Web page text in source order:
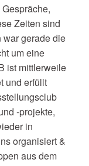
Zeiten sind
gerade die
um eine
ist mittlerweile
und erfüllt
‑projekte,
in
organisiert &
aus dem